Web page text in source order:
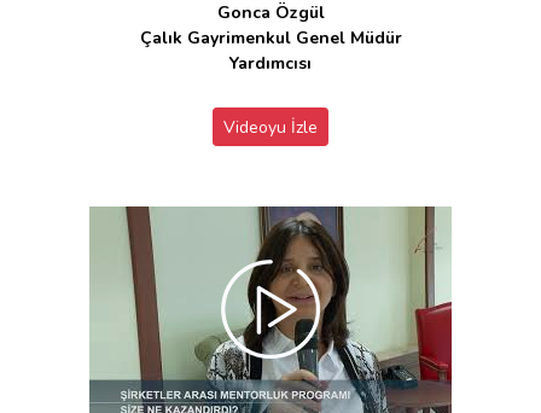
Gonca Özgül
Çalık Gayrimenkul Genel Müdür
Yardımcısı
Videoyu İzle